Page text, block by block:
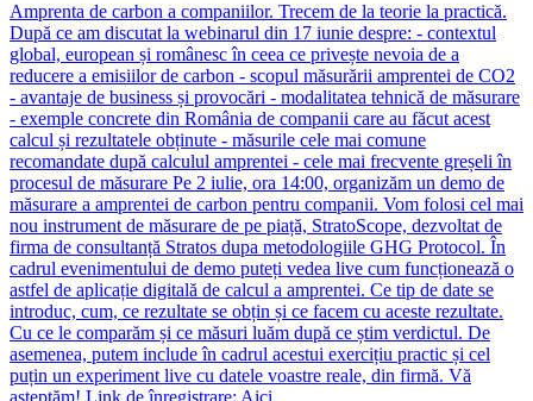
Amprenta de carbon a companiilor. Trecem de la teorie la practică.
După ce am discutat la webinarul din 17 iunie despre: - contextul
global, european și românesc în ceea ce privește nevoia de a
reducere a emisiilor de carbon - scopul măsurării amprentei de CO2
- avantaje de business și provocări - modalitatea tehnică de măsurare
- exemple concrete din România de companii care au făcut acest
calcul și rezultatele obținute - măsurile cele mai comune
recomandate după calculul amprentei - cele mai frecvente greșeli în
procesul de măsurare Pe 2 iulie, ora 14:00, organizăm un demo de
măsurare a amprentei de carbon pentru companii. Vom folosi cel mai
nou instrument de măsurare de pe piață, StratoScope, dezvoltat de
firma de consultanță Stratos dupa metodologiile GHG Protocol. În
cadrul evenimentului de demo puteți vedea live cum funcționează o
astfel de aplicație digitală de calcul a amprentei. Ce tip de date se
introduc, cum, ce rezultate se obțin și ce facem cu aceste rezultate.
Cu ce le comparăm și ce măsuri luăm după ce știm verdictul. De
asemenea, putem include în cadrul acestui exercițiu practic și cel
puțin un experiment live cu datele voastre reale, din firmă. Vă